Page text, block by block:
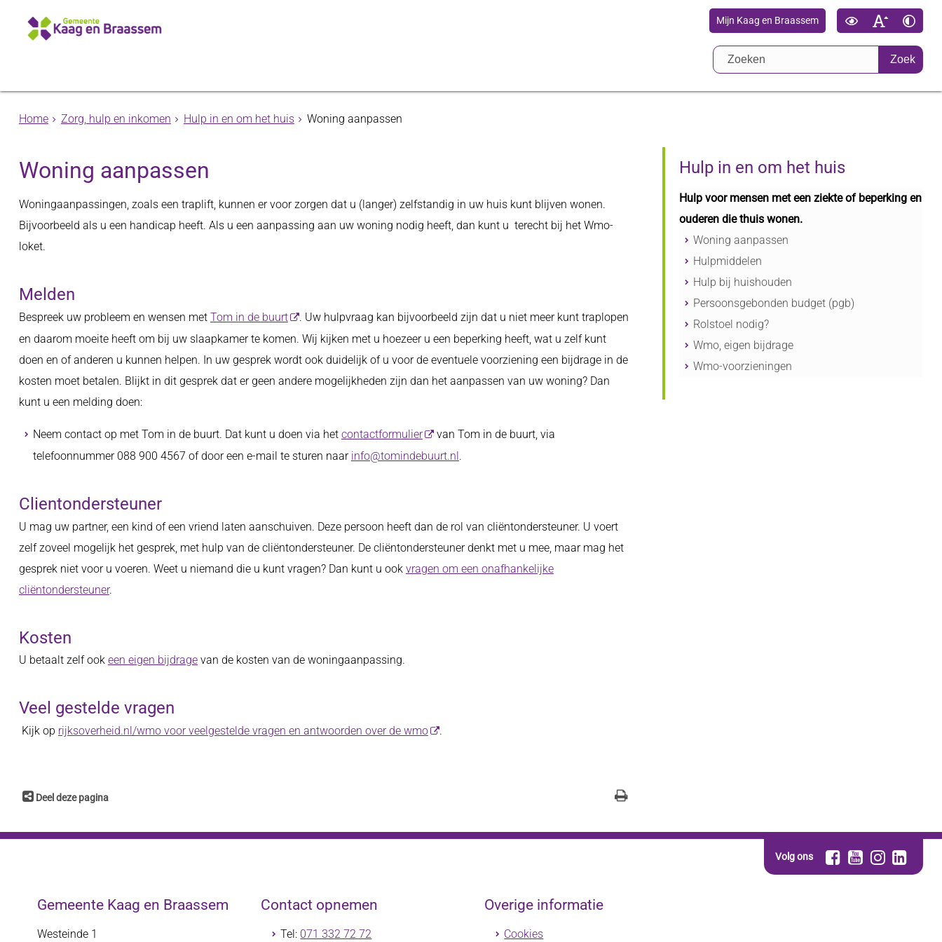
Mijn Kaag en Braassem
Zoek
Home Zorg, hulp en inkomen Hulp in en om het huis Woning aanpassen
Woning aanpassen
Woningaanpassingen, zoals een traplift, kunnen er voor zorgen dat u (langer) zelfstandig in uw huis kunt blijven wonen.
Bijvoorbeeld als u een handicap heeft. Als u een aanpassing aan uw woning nodig heeft, dan kunt u terecht bij het Wmo-
loket.
Melden
Bespreek uw probleem en wensen met Tom in de buurt
. Uw hulpvraag kan bijvoorbeeld zijn dat u niet meer kunt traplopen
en daarom moeite heeft om bij uw slaapkamer te komen. Wij kijken met u hoezeer u een beperking heeft, wat u zelf kunt
doen en of anderen u kunnen helpen. In uw gesprek wordt ook duidelijk of u voor de eventuele voorziening een bijdrage in de
kosten moet betalen. Blijkt in dit gesprek dat er geen andere mogelijkheden zijn dan het aanpassen van uw woning? Dan
kunt u een melding doen:
Neem contact op met Tom in de buurt. Dat kunt u doen via het contactformulier
van Tom in de buurt, via
telefoonnummer 088 900 4567 of door een e-mail te sturen naar info@tomindebuurt.nl.
Clientondersteuner
U mag uw partner, een kind of een vriend laten aanschuiven. Deze persoon heeft dan de rol van cliëntondersteuner. U voert
zelf zoveel mogelijk het gesprek, met hulp van de cliëntondersteuner. De cliëntondersteuner denkt met u mee, maar mag het
gesprek niet voor u voeren. Weet u niemand die u kunt vragen? Dan kunt u ook vragen om een onafhankelijke
cliëntondersteuner.
Kosten
U betaalt zelf ook een eigen bijdragevan de kosten van de woningaanpassing.
Veel gestelde vragen
Kijk op rijksoverheid.nl/wmo voor veelgestelde vragen en antwoorden over de wmo .
Deel deze pagina
Hulp in en om het huis
Hulp voor mensen met een ziekte of beperking en
ouderen die thuis wonen.
Woning aanpassen
Hulpmiddelen
Hulp bij huishouden
Persoonsgebonden budget (pgb)
Rolstoel nodig?
Wmo, eigen bijdrage
Wmo-voorzieningen
Volg ons
Gemeente Kaag en Braassem
Westeinde 1
Contact opnemen
Tel: 071 332 72 72
Overige informatie
Cookies